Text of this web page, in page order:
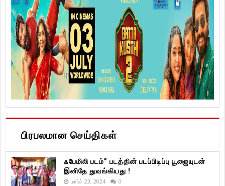
பிரபலமான செய்திகள்
ஃபேமிலி படம்” படத்தின் படப்பிடிப்பு பூஜையுடன்
இனிதே துவங்கியது !
மார்ச் 23, 2024 0